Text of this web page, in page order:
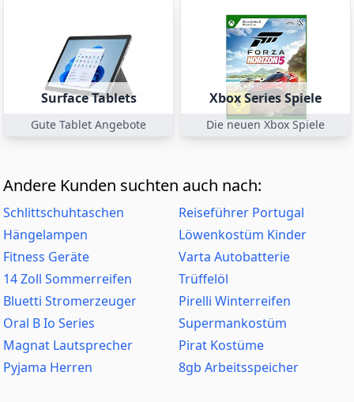
Surface Tablets
Gute Tablet Angebote
Xbox Series Spiele
Die neuen Xbox Spiele
Andere Kunden suchten auch nach:
Schlittschuhtaschen
Reiseführer Portugal
Hängelampen
Löwenkostüm Kinder
Fitness Geräte
Varta Autobatterie
14 Zoll Sommerreifen
Trüffelöl
Bluetti Stromerzeuger
Pirelli Winterreifen
Oral B Io Series
Supermankostüm
Magnat Lautsprecher
Pirat Kostüme
Pyjama Herren
8gb Arbeitsspeicher